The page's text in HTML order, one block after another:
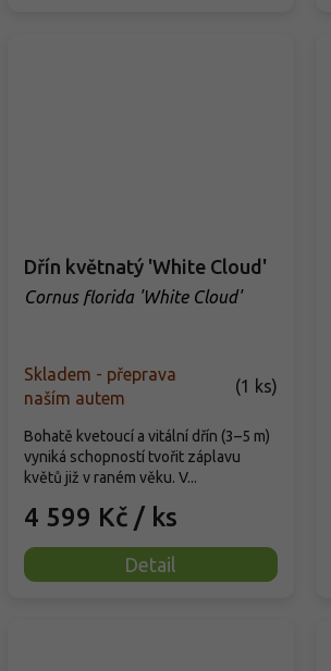
Dřín květnatý 'White Cloud'
Cornus florida 'White Cloud'
Skladem - přeprava
naším autem
(1 ks)
4 599 Kč / ks
Detail
Bohatě kvetoucí a vitální dřín (3–5 m)
vyniká schopností tvořit záplavu
květů již v raném věku. V...